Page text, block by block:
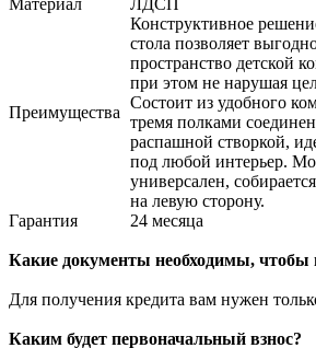
Материал
ЛДСП
Преимущества
Конструктивное
стола позволяет
пространство детской
при этом не нарушая
Состоит из удобного
тремя полками
распашной створкой,
под любой интерьер.
универсален,
на левую сторону.
Гарантия
24 месяца
Какие документы необходимы, чтобы
Для получения кредита вам нужен
Каким будет первоначальный взнос?